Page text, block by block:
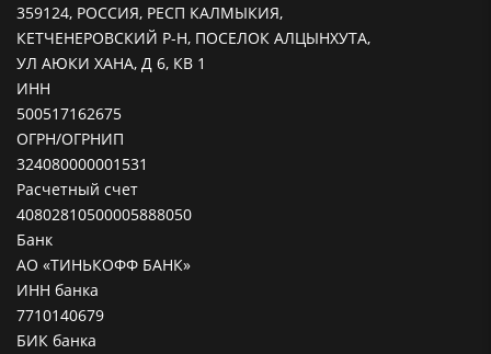
359124, РОССИЯ, РЕСП КАЛМЫКИЯ,
КЕТЧЕНЕРОВСКИЙ Р-Н, ПОСЕЛОК АЛЦЫНХУТА,
УЛ АЮКИ ХАНА, Д 6, КВ 1
ИНН
500517162675
ОГРН/ОГРНИП
324080000001531
Расчетный счет
40802810500005888050
Банк
АО «ТИНЬКОФФ БАНК»
ИНН банка
7710140679
БИК банка